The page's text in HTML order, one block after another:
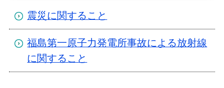
震災に関すること
福島第一原子力発電所事故による放射線
に関すること